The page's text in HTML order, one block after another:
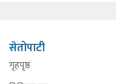
सेतोपाटी
गृहपृष्ठ